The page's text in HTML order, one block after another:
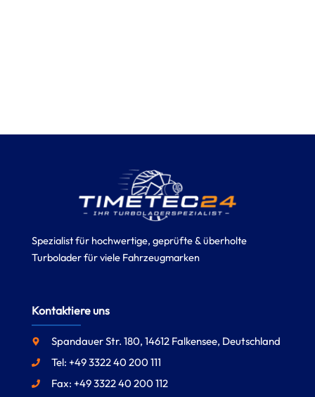
Spezialist für hochwertige, geprüfte & überholte
Turbolader für viele Fahrzeugmarken
Kontaktiere uns
Spandauer Str. 180, 14612 Falkensee, Deutschland
Tel: +49 3322 40 200 111
Fax: +49 3322 40 200 112